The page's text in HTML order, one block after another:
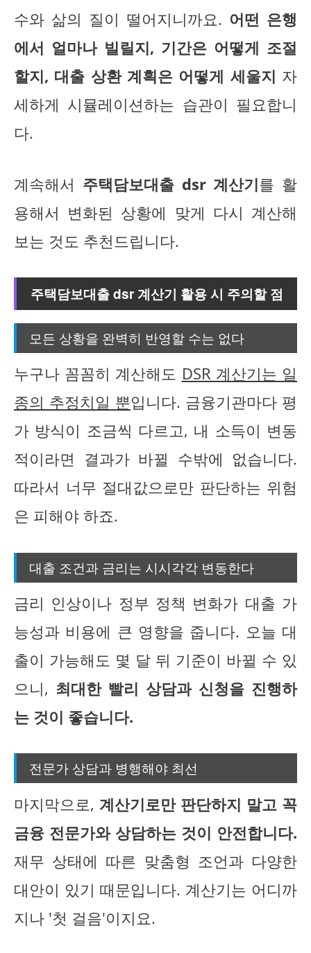
수와 삶의 질이 떨어지니까요. 어떤 은행
에서 얼마나 빌릴지, 기간은 어떻게 조절
할지, 대출 상환 계획은 어떻게 세울지 자
세하게 시뮬레이션하는 습관이 필요합니
다.
계속해서 주택담보대출 dsr 계산기를 활
용해서 변화된 상황에 맞게 다시 계산해
보는 것도 추천드립니다.
주택담보대출 dsr 계산기 활용 시 주의할 점
모든 상황을 완벽히 반영할 수는 없다
누구나 꼼꼼히 계산해도 DSR 계산기는 일
종의 추정치일 뿐입니다. 금융기관마다 평
가 방식이 조금씩 다르고, 내 소득이 변동
적이라면 결과가 바뀔 수밖에 없습니다.
따라서 너무 절대값으로만 판단하는 위험
은 피해야 하죠.
대출 조건과 금리는 시시각각 변동한다
금리 인상이나 정부 정책 변화가 대출 가
능성과 비용에 큰 영향을 줍니다. 오늘 대
출이 가능해도 몇 달 뒤 기준이 바뀔 수 있
으니, 최대한 빨리 상담과 신청을 진행하
는 것이 좋습니다.
전문가 상담과 병행해야 최선
마지막으로, 계산기로만 판단하지 말고 꼭
금융 전문가와 상담하는 것이 안전합니다.
재무 상태에 따른 맞춤형 조언과 다양한
대안이 있기 때문입니다. 계산기는 어디까
지나 '첫 걸음'이지요.